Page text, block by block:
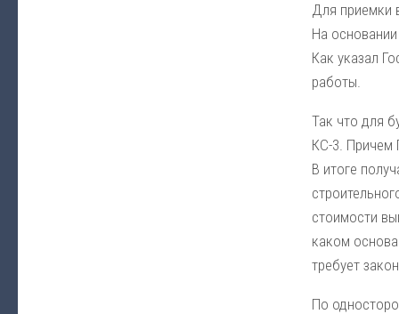
Для приемки
На
Как указал
работы.
Так что для
КС-3. Причем
В итоге
стоимости
каком
требует
По